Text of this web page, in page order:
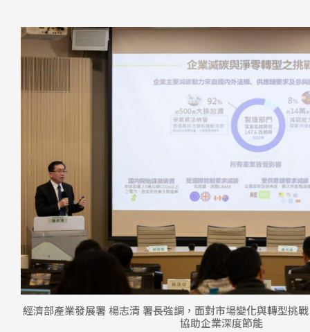
經濟部產業發展署 楊志清 署長強調，面對市場變化與轉型挑
協助企業深度節能